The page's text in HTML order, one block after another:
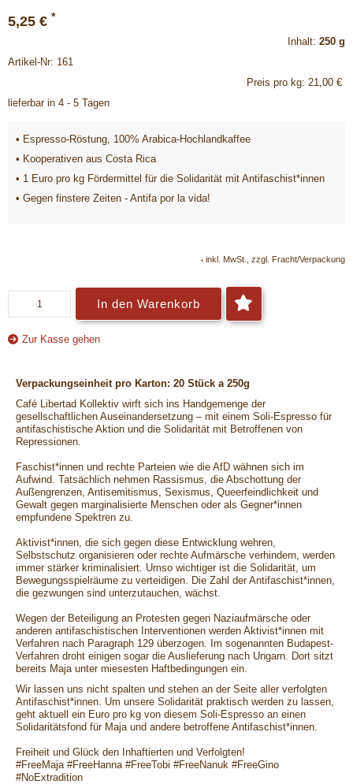
5,25 € *
Inhalt: 250 g
Artikel-Nr: 161
Preis pro kg: 21,00 €
lieferbar in 4 - 5 Tagen
• Espresso-Röstung, 100% Arabica-Hochlandkaffee
• Kooperativen aus Costa Rica
• 1 Euro pro kg Fördermittel für die Solidarität mit Antifaschist*innen
• Gegen finstere Zeiten - Antifa por la vida!
* inkl. MwSt., zzgl. Fracht/Verpackung
In den Warenkorb
Zur Kasse gehen
Verpackungseinheit pro Karton: 20 Stück a 250g
Café Libertad Kollektiv wirft sich ins Handgemenge der
gesellschaftlichen Auseinandersetzung – mit einem Soli-Espresso für
antifaschistische Aktion und die Solidarität mit Betroffenen von
Repressionen.
Faschist*innen und rechte Parteien wie die AfD wähnen sich im
Aufwind. Tatsächlich nehmen Rassismus, die Abschottung der
Außengrenzen, Antisemitismus, Sexismus, Queerfeindlichkeit und
Gewalt gegen marginalisierte Menschen oder als Gegner*innen
empfundene Spektren zu.
Aktivist*innen, die sich gegen diese Entwicklung wehren,
Selbstschutz organisieren oder rechte Aufmärsche verhindern, werden
immer stärker kriminalisiert. Umso wichtiger ist die Solidarität, um
Bewegungsspielräume zu verteidigen. Die Zahl der Antifaschist*innen,
die gezwungen sind unterzutauchen, wächst.
Wegen der Beteiligung an Protesten gegen Naziaufmärsche oder
anderen antifaschistischen Interventionen werden Aktivist*innen mit
Verfahren nach Paragraph 129 überzogen. Im sogenannten Budapest-
Verfahren droht einigen sogar die Auslieferung nach Ungarn. Dort sitzt
bereits Maja unter miesesten Haftbedingungen ein.
Wir lassen uns nicht spalten und stehen an der Seite aller verfolgten
Antifaschist*innen. Um unsere Solidarität praktisch werden zu lassen,
geht aktuell ein Euro pro kg von diesem Soli-Espresso an einen
Solidaritätsfond für Maja und andere betroffene Antifaschist*innen.
Freiheit und Glück den Inhaftierten und Verfolgten!
#FreeMaja #FreeHanna #FreeTobi #FreeNanuk #FreeGino
#NoExtradition